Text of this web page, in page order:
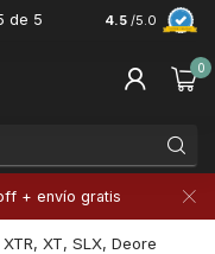
de 5 4.5 /5.0
0
+ envío gratis
XT, SLX, Deore